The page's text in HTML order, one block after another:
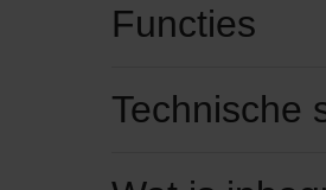
Functies
Technische